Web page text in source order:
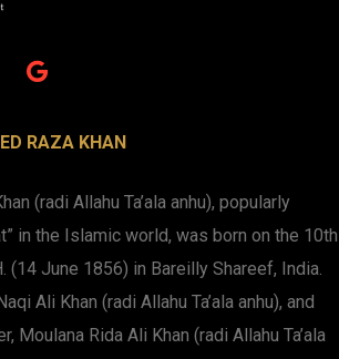
RAZA KHAN
(radi Allahu Ta’ala anhu), popularly
in the Islamic world, was born on the 10th
(14 June 1856) in Bareilly Shareef, India.
Ali Khan (radi Allahu Ta’ala anhu), and
Moulana Rida Ali Khan (radi Allahu Ta’ala